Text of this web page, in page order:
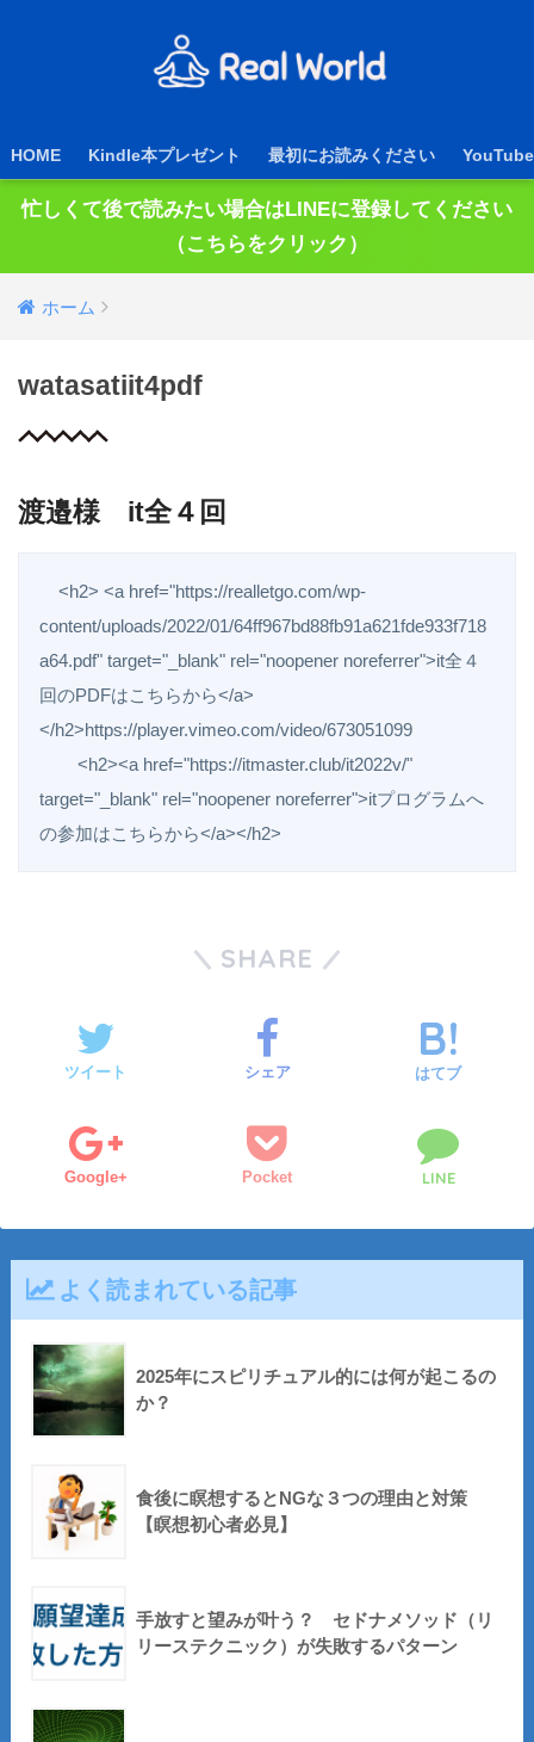
HOME Kindle本プレゼント 最初にお読みください YouTube
忙しくて後で読みたい場合はLINEに登録してください
（こちらをクリック）
ホーム
watasatiit4pdf
渡邉様 it全４回
    <h2> <a href="https://realletgo.com/wp-
content/uploads/2022/01/64ff967bd88fb91a621fde933f718
a64.pdf" target="_blank" rel="noopener noreferrer">it全４
回のPDFはこちらから</a>
</h2>https://player.vimeo.com/video/673051099
        <h2><a href="https://itmaster.club/it2022v/"
target="_blank" rel="noopener noreferrer">itプログラムへ
SHARE
ツイート シェア はてブ
Google+ Pocket LINE
よく読まれている記事
2025年にスピリチュアル的には何が起こるの
か？
食後に瞑想するとNGな３つの理由と対策
【瞑想初心者必見】
手放すと望みが叶う？ セドナメソッド（リ
リーステクニック）が失敗するパターン